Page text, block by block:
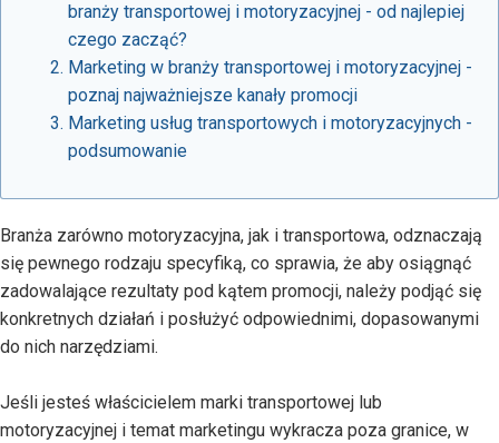
branży transportowej i motoryzacyjnej - od najlepiej
czego zacząć?
Marketing w branży transportowej i motoryzacyjnej -
poznaj najważniejsze kanały promocji
Marketing usług transportowych i motoryzacyjnych -
podsumowanie
Branża zarówno motoryzacyjna, jak i transportowa, odznaczają
się pewnego rodzaju specyfiką, co sprawia, że aby osiągnąć
zadowalające rezultaty pod kątem promocji, należy podjąć się
konkretnych działań i posłużyć odpowiednimi, dopasowanymi
do nich narzędziami.
Jeśli jesteś właścicielem marki transportowej lub
motoryzacyjnej i temat marketingu wykracza poza granice, w